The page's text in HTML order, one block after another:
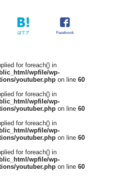
はてブ Facebook
for foreach() in
wpfile/wp-
youtuber.php on line 60
for foreach() in
wpfile/wp-
youtuber.php on line 60
for foreach() in
wpfile/wp-
youtuber.php on line 60
for foreach() in
wpfile/wp-
youtuber.php on line 60